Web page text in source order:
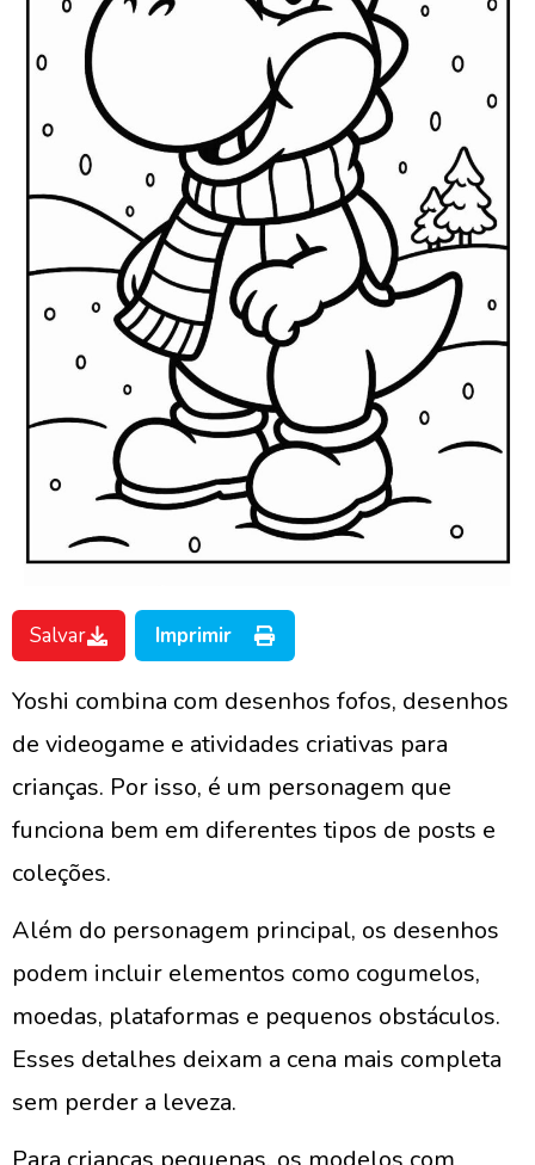
Salvar Imprimir
Yoshi combina com desenhos fofos, desenhos
de videogame e atividades criativas para
crianças. Por isso, é um personagem que
funciona bem em diferentes tipos de posts e
coleções.
Além do personagem principal, os desenhos
podem incluir elementos como cogumelos,
moedas, plataformas e pequenos obstáculos.
Esses detalhes deixam a cena mais completa
sem perder a leveza.